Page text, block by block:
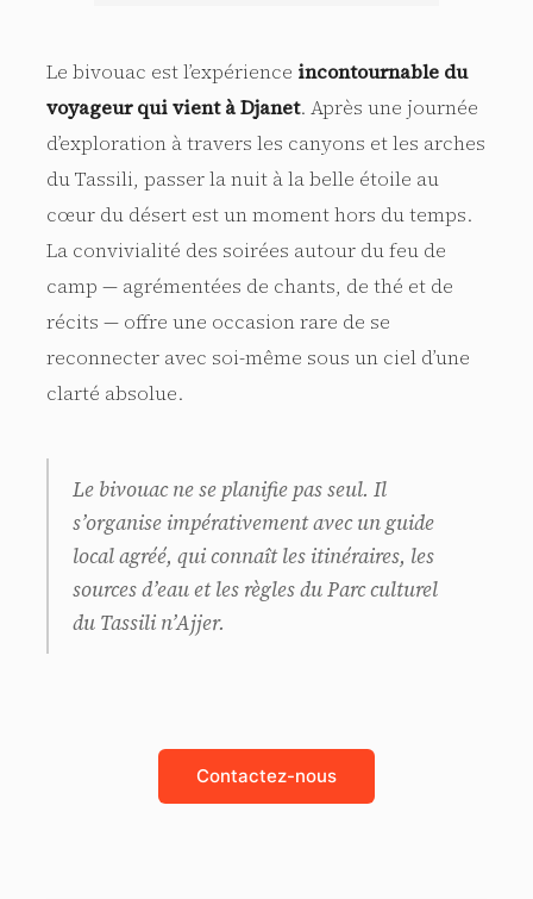
Le bivouac est l’expérience incontournable du
voyageur qui vient à Djanet. Après une journée
d’exploration à travers les canyons et les arches
du Tassili, passer la nuit à la belle étoile au
cœur du désert est un moment hors du temps.
La convivialité des soirées autour du feu de
camp — agrémentées de chants, de thé et de
récits — offre une occasion rare de se
reconnecter avec soi-même sous un ciel d’une
clarté absolue.
Le bivouac ne se planifie pas seul. Il
s’organise impérativement avec un guide
local agréé, qui connaît les itinéraires, les
sources d’eau et les règles du Parc culturel
du Tassili n’Ajjer.
Contactez-nous